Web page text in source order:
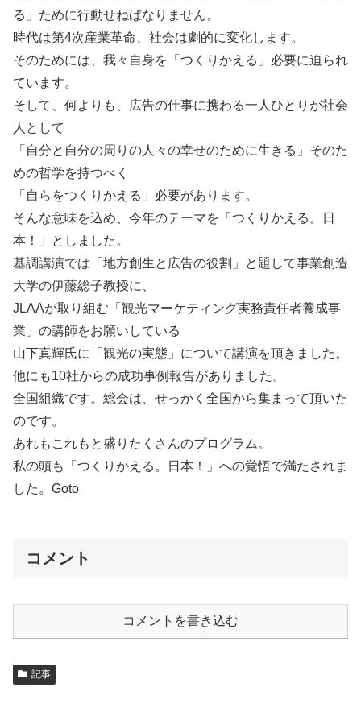
る」ために行動せねばなりません。
時代は第4次産業革命、社会は劇的に変化します。
そのためには、我々自身を「つくりかえる」必要に迫られ
ています。
そして、何よりも、広告の仕事に携わる一人ひとりが社会
人として
「自分と自分の周りの人々の幸せのために生きる」そのた
めの哲学を持つべく
「自らをつくりかえる」必要があります。
そんな意味を込め、今年のテーマを「つくりかえる。日
本！」としました。
基調講演では「地方創生と広告の役割」と題して事業創造
大学の伊藤総子教授に、
JLAAが取り組む「観光マーケティング実務責任者養成事
業」の講師をお願いしている
山下真輝氏に「観光の実態」について講演を頂きました。
他にも10社からの成功事例報告がありました。
全国組織です。総会は、せっかく全国から集まって頂いた
のです。
あれもこれもと盛りたくさんのプログラム。
私の頭も「つくりかえる。日本！」への覚悟で満たされま
した。Goto
コメント
コメントを書き込む
記事